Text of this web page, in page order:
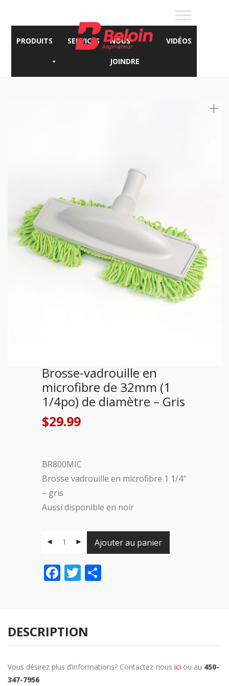
PRODUITS SERVICES NOUS
JOINDRE
VIDÉOS
Brosse-vadrouille en
microfibre de 32mm (1
1/4po) de diamètre – Gris
$29.99
BR800MIC
Brosse vadrouille en microfibre 1 1/4″
– gris
Aussi disponible en noir
Ajouter au panier
Facebook
Twitter
Share
DESCRIPTION
Vous désirez plus d’informations? Contactez-nous ici ou au 450-
347-7956